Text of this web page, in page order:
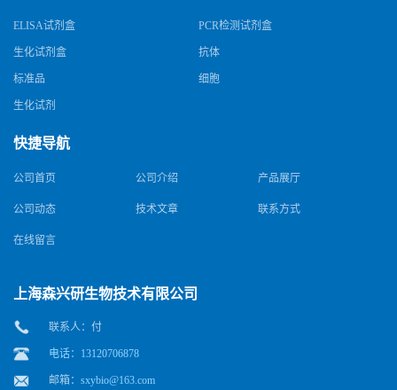
ELISA试剂盒 PCR检测试剂盒
生化试剂盒 抗体
标准品 细胞
生化试剂
快捷导航
公司首页 公司介绍 产品展厅
公司动态 技术文章 联系方式
在线留言
上海森兴研生物技术有限公司
联系人：付
电话：13120706878
邮箱： sxybio@163.com